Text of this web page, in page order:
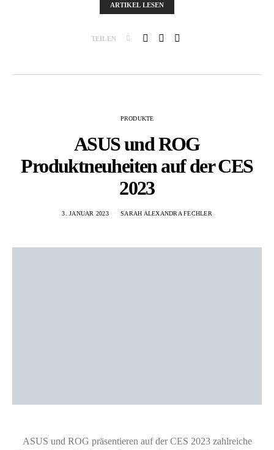
ARTIKEL LESEN
TEILEN
PRODUKTE
ASUS und ROG
Produktneuheiten auf der CES
2023
3. JANUAR 2023 SARAH ALEXANDRA FECHLER
ASUS und ROG präsentieren auf der CES 2023 zahlreiche